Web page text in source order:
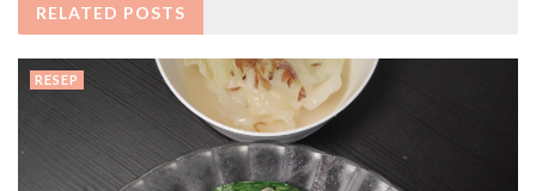
RELATED POSTS
RESEP